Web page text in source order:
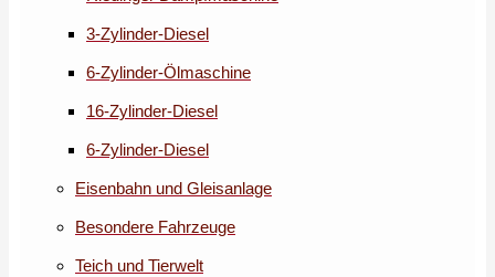
3-Zylinder-Diesel
6-Zylinder-Ölmaschine
16-Zylinder-Diesel
6-Zylinder-Diesel
Eisenbahn und Gleisanlage
Besondere Fahrzeuge
Teich und Tierwelt